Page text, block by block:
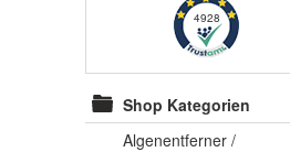
4928
Shop Kategorien
Algenentferner /